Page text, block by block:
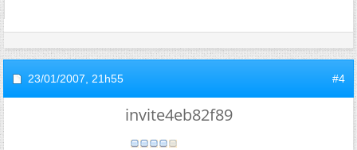
23/01/2007, 21h55 #4
invite4eb82f89